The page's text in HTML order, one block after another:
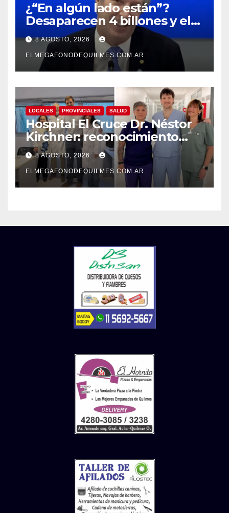
¿“En algún lado están”?
Desaparecen 4 billones y el
presidente del BCRA
responde con una risita
8 AGOSTO, 2026
ELMEGAFONODEQUILMES.COM.AR
LOCALES PROVINCIALES SALUD
Hospital El Cruce Dr. Néstor
Kirchner: reconocimiento
internacional a la calidad de
su atención
8 AGOSTO, 2026
ELMEGAFONODEQUILMES.COM.AR